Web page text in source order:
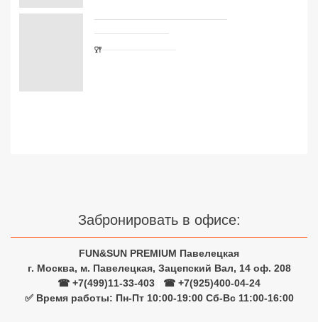
Забронировать в офисе:
FUN&SUN PREMIUM Павелецкая
г. Москва, м. Павелецкая, Зацепский Вал, 14 оф. 208
☎ +7(499)11-33-403
☎ +7(925)400-04-24
✅ Время работы: Пн-Пт 10:00-19:00 Сб-Вс 11:00-16:00
Сетевые отели Турции
Сетевые отели Мальдив
Сетевые отели Бали
Сетевые отели Сейшел